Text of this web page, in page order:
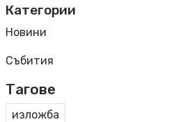
Категории
Новини
Събития
Тагове
изложба